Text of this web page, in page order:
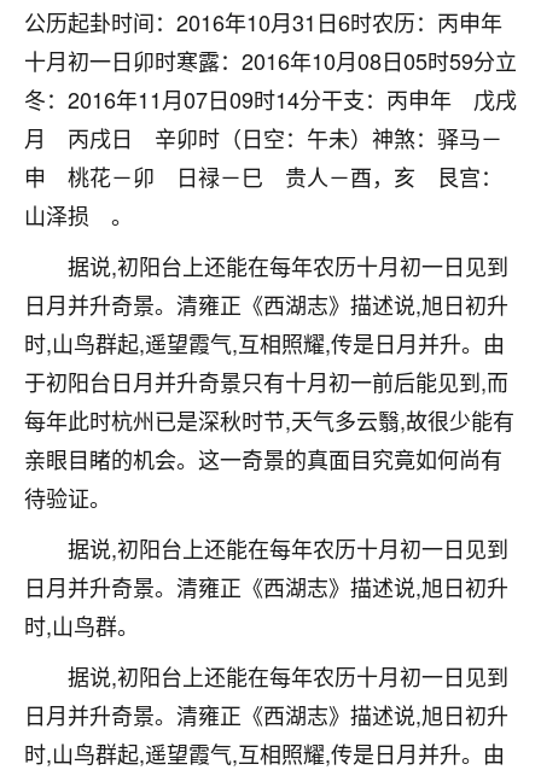
公历起卦时间：2016年10月31日6时农历：丙申年
十月初一日卯时寒露：2016年10月08日05时59分立
冬：2016年11月07日09时14分干支：丙申年 戊戌
月 丙戌日 辛卯时（日空：午未）神煞：驿马－
申 桃花－卯 日禄－巳 贵人－酉，亥 艮宫：
山泽损 。
据说,初阳台上还能在每年农历十月初一日见到
日月并升奇景。清雍正《西湖志》描述说,旭日初升
时,山鸟群起,遥望霞气,互相照耀,传是日月并升。由
于初阳台日月并升奇景只有十月初一前后能见到,而
每年此时杭州已是深秋时节,天气多云翳,故很少能有
亲眼目睹的机会。这一奇景的真面目究竟如何尚有
待验证。
据说,初阳台上还能在每年农历十月初一日见到
日月并升奇景。清雍正《西湖志》描述说,旭日初升
时,山鸟群。
据说,初阳台上还能在每年农历十月初一日见到
日月并升奇景。清雍正《西湖志》描述说,旭日初升
时,山鸟群起,遥望霞气,互相照耀,传是日月并升。由
2小时前 来自海南 18
梦醒时分
我女儿高二叛逆，大半年不上学，一说她就要死要活
的，把我们两口子愁的不行，朋友给我推荐的慧来老
师，一开始我是病急乱投医，这半年来，法事一个个
做完，我女儿跟变了个人一样，不期望她能考多好的
康康的我就很知足了！
鹿森：可怜天下父母心啊！
3小时前 来自河北 16
付深
我是公司人事调整，有升迁机会，但同时竞争的我们
三个，找老师的时候是抱着侥幸心理，没想到老师看
太岁还有一个发钱粮，本来年前的人事调整，拖到年
后，我以为都没戏了，结果开年一上班，开会提拔升
职第一个就是我，职务无所谓，主要是底薪加了
3000，非常开心，无论如何，感恩感谢！🙏🏻
鹿森：恭喜升职加薪！！，请客吗？�
12小时前 来自北京